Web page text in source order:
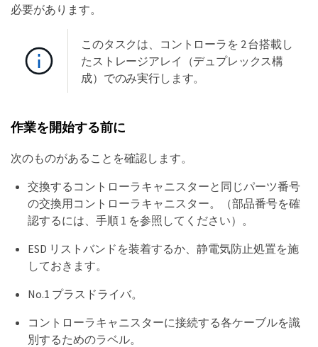
必要があります。
このタスクは、コントローラを 2 台搭載し
たストレージアレイ（デュプレックス構
成）でのみ実行します。
作業を開始する前に
次のものがあることを確認します。
交換するコントローラキャニスターと同じパーツ番号
の交換用コントローラキャニスター。（部品番号を確
認するには、手順 1 を参照してください）。
ESD リストバンドを装着するか、静電気防止処置を施
しておきます。
No.1 プラスドライバ。
コントローラキャニスターに接続する各ケーブルを識
別するためのラベル。